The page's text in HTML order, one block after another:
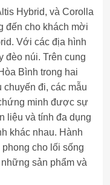
Hybrid, và Corolla
đến cho khách mời
Với các địa hình
đèo núi. Trên cung
Bình trong hai
chuyến đi, các mẫu
minh được sự
liệu và tính đa dụng
khác nhau. Hành
cho lối sống
sản phẩm và